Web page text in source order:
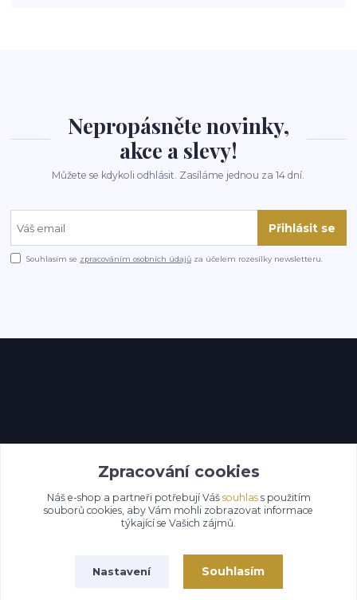
Nepropásněte novinky,
akce a slevy!
Můžete se kdykoli odhlásit. Zasíláme jednou za 14 dní.
Přihlásit se
Souhlasím se zpracováním osobních údajů za účelem rozesílky newsletteru.
Zpracování cookies
Náš e-shop a partneři potřebují Váš souhlass použitím
souborů cookies, aby Vám mohli zobrazovat informace
týkající se Vašich zájmů.
Nastavení Souhlasím